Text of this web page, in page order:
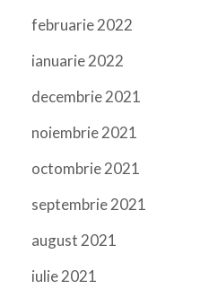
februarie 2022
ianuarie 2022
decembrie 2021
noiembrie 2021
octombrie 2021
septembrie 2021
august 2021
iulie 2021